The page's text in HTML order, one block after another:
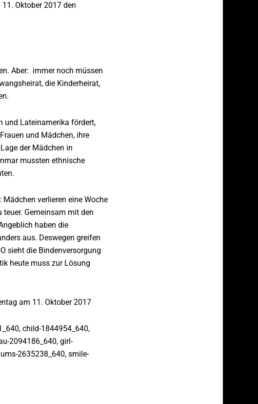
Oktober 2017 den
Aber: immer noch müssen
die Kinderheirat,
und Lateinamerika fördert,
und Mädchen, ihre
der Mädchen in
mussten ethnische
verlieren eine Woche
Gemeinsam mit den
haben die
aus. Deswegen greifen
sieht die Bindenversorgung
heute muss zur Lösung
am 11. Oktober 2017
child-1844954_640,
2094186_640, girl-
2635238_640, smile-